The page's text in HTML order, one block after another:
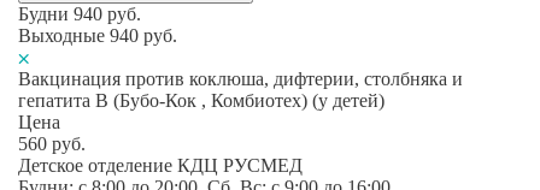
Будни 940 руб.
Выходные 940 руб.
Вакцинация против коклюша, дифтерии, столбняка и
гепатита В (Бубо-Кок , Комбиотех) (у детей)
Цена
560 руб.
Детское отделение КДЦ РУСМЕД